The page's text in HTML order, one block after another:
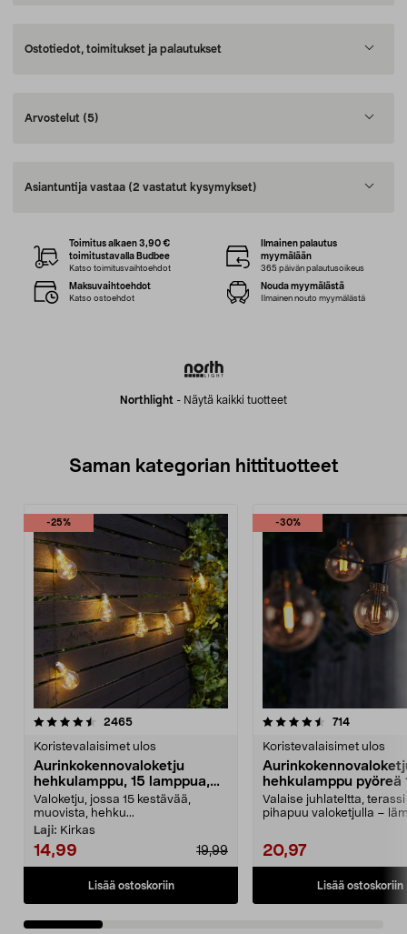
Ostotiedot, toimitukset ja palautukset
Arvostelut (5)
Asiantuntija vastaa (2 vastatut kysymykset)
Northlight - Näytä kaikki tuotteet
Toimitus alkaen 3,90 €
toimitustavalla Budbee
Katso toimitusvaihtoehdot
Ilmainen palautus
myymälään
365 päivän palautusoikeus
Maksuvaihtoehdot
Katso ostoehdot
Nouda myymälästä
Ilmainen nouto myymälästä
Saman kategorian hittituotteet
-25%
2465arvostelut
Koristevalaisimet ulos
Aurinkokennovaloketju
hehkulamppu, 15 lamppua,
7,2 m
Valoketju, jossa 15 kestävää,
muovista, hehku...
Laji: Kirkas
14,99 19,99
Lisää ostoskoriin
-30%
4.5 viidestä
714arvostelut
Koristevalaisimet ulos
hehkulamppu pyöreä
lamppua 5,4 m
Valaise juhlateltta, terassi
pihapuu valoketjulla –
20,97
Lisää ostoskoriin
5.0 viidestä